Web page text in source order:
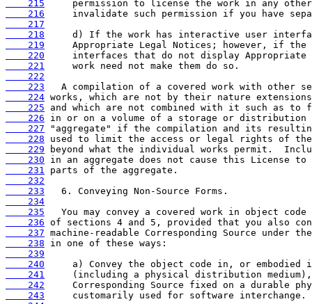
    215
    216
    217
    218
    219
    220
    221
    222
    223
    224
    225
    226
    227
    228
    229
    230
    231
    232
    233
    234
    235
    236
    237
    238
    239
    240
    241
    242
    243